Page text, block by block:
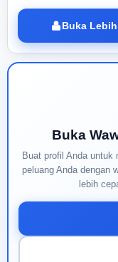
Buka
Buka
Buat profil Anda
peluang Anda dengan
lebih